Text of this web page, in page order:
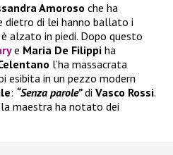
Amoroso che ha
dietro di lei hanno ballato i
alzato in piedi. Dopo questo
e Maria De Filippi ha
l’ha massacrata
esibita in un pezzo modern
: “Senza parole”di Vasco Rossi.
maestra ha notato dei